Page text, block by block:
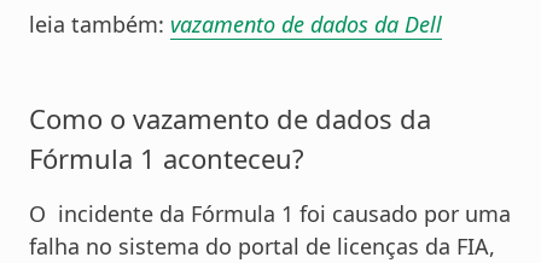
leia também: vazamento de dados da Dell
Como o vazamento de dados da
Fórmula 1 aconteceu?
O incidente da Fórmula 1 foi causado por uma
falha no sistema do portal de licenças da FIA,